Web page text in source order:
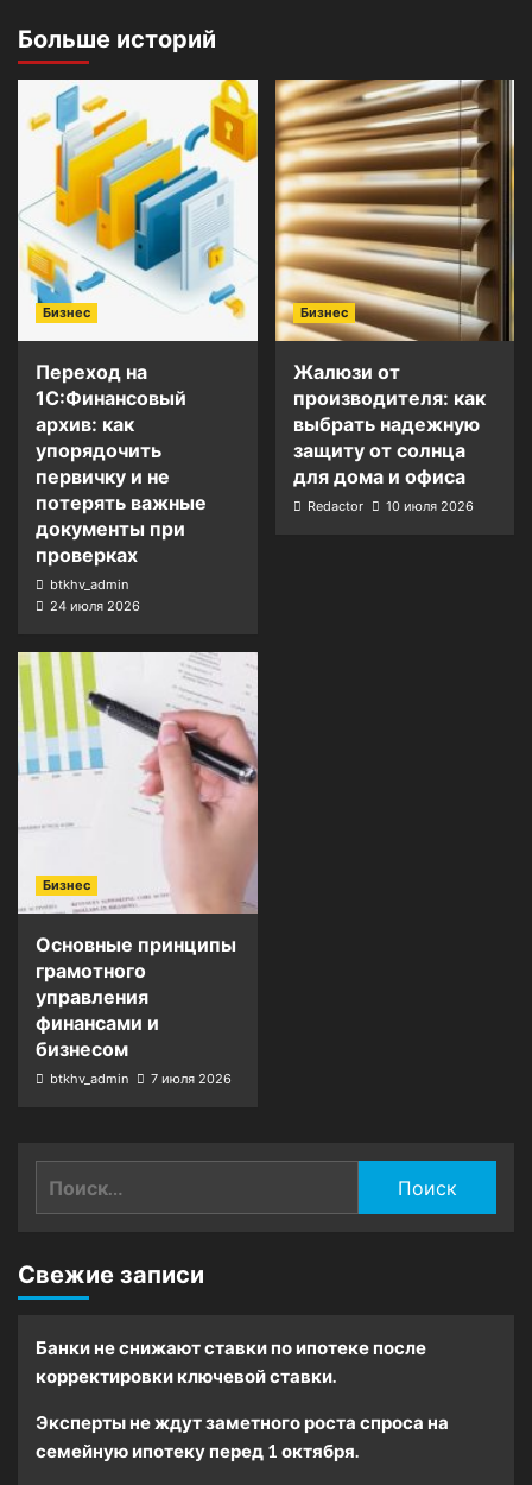
Больше историй
Бизнес
Переход на
1С:Финансовый
архив: как
упорядочить
первичку и не
потерять важные
документы при
проверках
btkhv_admin
24 июля 2026
Бизнес
Жалюзи от
производителя: как
выбрать надежную
защиту от солнца
для дома и офиса
Redactor 10 июля 2026
Бизнес
Основные принципы
грамотного
управления
финансами и
бизнесом
btkhv_admin 7 июля 2026
Свежие записи
Банки не снижают ставки по ипотеке после
корректировки ключевой ставки.
Эксперты не ждут заметного роста спроса на
семейную ипотеку перед 1 октября.